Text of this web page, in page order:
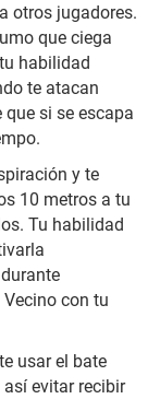
otros jugadores.
que ciega
habilidad
te atacan
si se escapa
y te
10 metros a tu
Tu habilidad
con tu
usar el bate
evitar recibir